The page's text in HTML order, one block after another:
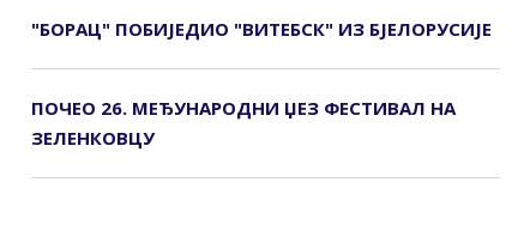
"БОРАЦ" ПОБИЈЕДИО "ВИТЕБСК" ИЗ БЈЕЛОРУСИЈЕ
ПОЧЕО 26. МЕЂУНАРОДНИ ЏЕЗ ФЕСТИВАЛ НА
ЗЕЛЕНКОВЦУ